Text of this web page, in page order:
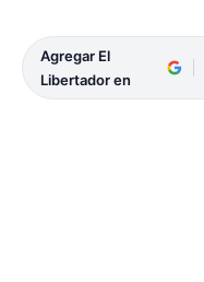
Agregar El
Libertador en